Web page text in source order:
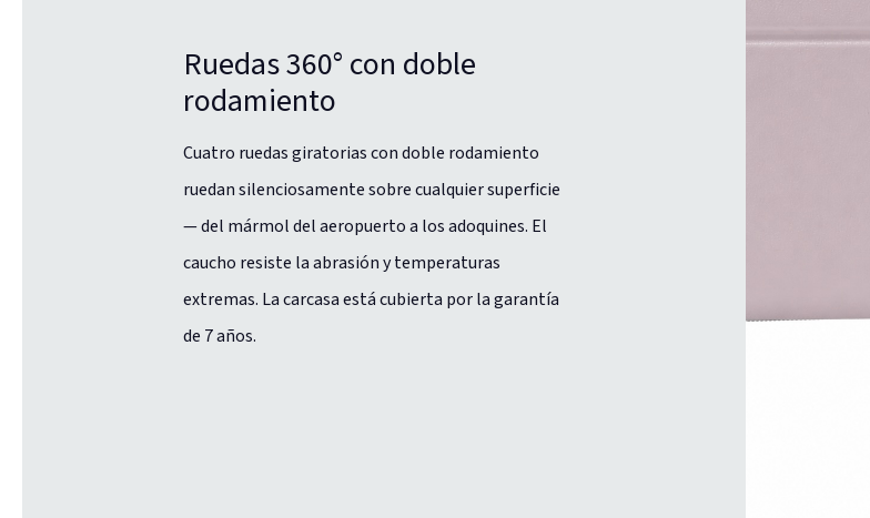
Ruedas 360° con doble
rodamiento
Cuatro ruedas giratorias con doble rodamiento
ruedan silenciosamente sobre cualquier superficie
— del mármol del aeropuerto a los adoquines. El
caucho resiste la abrasión y temperaturas
extremas. La carcasa está cubierta por la garantía
de 7 años.